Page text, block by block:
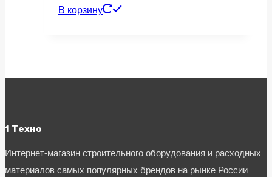
В корзину
1 Техно
Интернет-магазин строительного оборудования и расходных
материалов самых популярных брендов на рынке России